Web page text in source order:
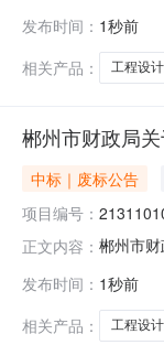
工程设
发布时间： 1秒前
相关产品：
工程设
郴州市财政局
中标｜废标公告
项目编号：
正文内容： 郴州市
项：
发布时间： 1秒前
相关产品：
工程设